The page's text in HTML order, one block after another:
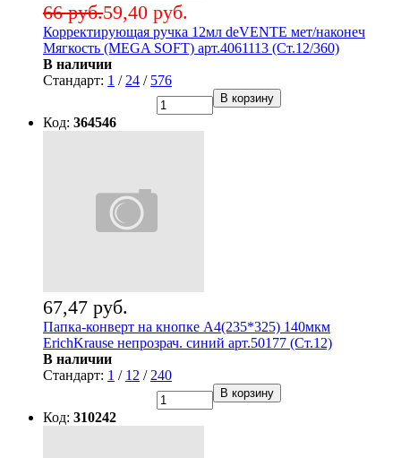
59,40 руб.
66 руб.
Корректирующая ручка 12мл deVENTE мет/наконеч
Мягкость (MEGA SOFT) арт.4061113 (Ст.12/360)
В наличии
Стандарт: 1 / 24 / 576
В корзину
Код: 364546
67,47 руб.
Папка-конверт на кнопке А4(235*325) 140мкм
ErichKrause непрозрач. синий арт.50177 (Ст.12)
В наличии
Стандарт: 1 / 12 / 240
В корзину
Код: 310242